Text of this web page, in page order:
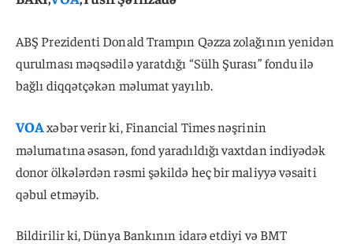
ABŞ Prezidenti Donald Trampın Qəzza zolağının yenidən
qurulması məqsədilə yaratdığı “Sülh Şurası” fondu ilə
bağlı diqqətçəkən məlumat yayılıb.
VOAxəbər verir ki, Financial Times nəşrinin
məlumatına əsasən, fond yaradıldığı vaxtdan indiyədək
donor ölkələrdən rəsmi şəkildə heç bir maliyyə vəsaiti
qəbul etməyib.
Bildirilir ki, Dünya Bankının idarə etdiyi və BMT